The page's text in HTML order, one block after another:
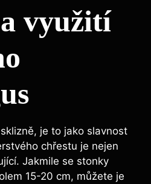
využití
je to jako slavnost
chřestu je nejen
Jakmile se stonky
15-20 cm, můžete je